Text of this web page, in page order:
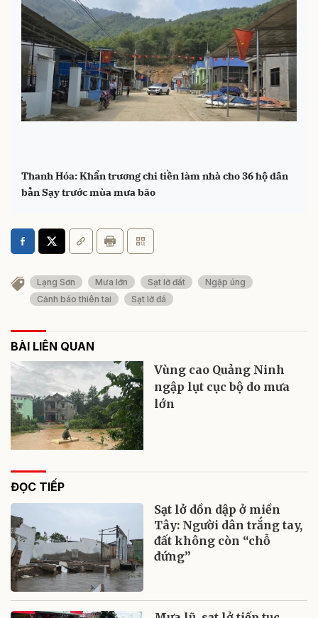
Thanh Hóa: Khẩn trương chi tiền làm nhà cho 36 hộ dân
bản Sạy trước mùa mưa bão
Lạng Sơn Mưa lớn Sạt lở đất
Ngập úng
Cảnh báo thiên tai
Sạt lở đá
BÀI LIÊN QUAN
Vùng cao Quảng Ninh
ngập lụt cục bộ do mưa
lớn
ĐỌC TIẾP
Sạt lở dồn dập ở miền
Tây: Người dân trắng tay,
đất không còn “chỗ
đứng”